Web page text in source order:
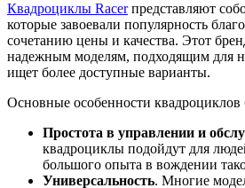
Квадроциклы Racerпредставляют
которые завоевали популярность
сочетанию цены и качества. Этот
надежным моделям, подходящим для
ищет более доступные варианты.
Основные особенности квадроциклов
Простота в управлении и
квадроциклы подойдут для
большого опыта в вождении
Универсальность. Многие